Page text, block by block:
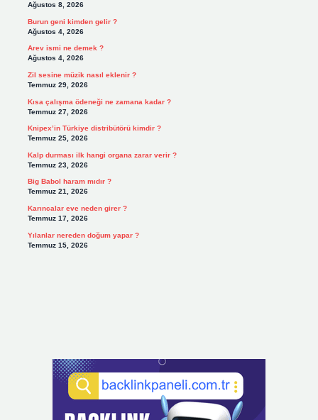
Ağustos 8, 2026
Burun geni kimden gelir ?
Ağustos 4, 2026
Arev ismi ne demek ?
Ağustos 4, 2026
Zil sesine müzik nasıl eklenir ?
Temmuz 29, 2026
Kısa çalışma ödeneği ne zamana kadar ?
Temmuz 27, 2026
Knipex’in Türkiye distribütörü kimdir ?
Temmuz 25, 2026
Kalp durması ilk hangi organa zarar verir ?
Temmuz 23, 2026
Big Babol haram mıdır ?
Temmuz 21, 2026
Karıncalar eve neden girer ?
Temmuz 17, 2026
Yılanlar nereden doğum yapar ?
Temmuz 15, 2026